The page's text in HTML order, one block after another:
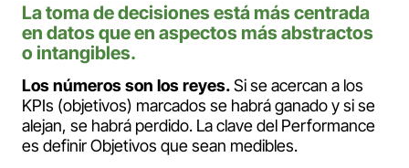
La toma de decisiones está más centrada
en datos que en aspectos más abstractos
o intangibles.
Los números son los reyes.Si se acercan a los
KPIs (objetivos) marcados se habrá ganado y si se
alejan, se habrá perdido. La clave del Performance
es definir Objetivos que sean medibles.